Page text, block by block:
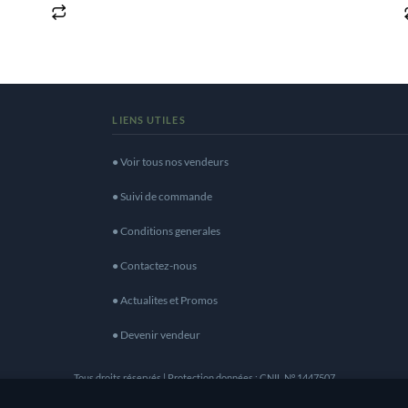
LIENS UTILES
● Voir tous nos vendeurs
● Suivi de commande
● Conditions generales
● Contactez-nous
● Actualites et Promos
● Devenir vendeur
Tous droits réservés | Protection données : CNIL N° 1447507